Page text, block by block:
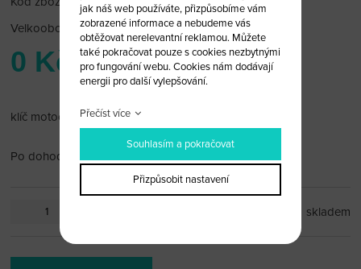
Velkoobchodní cena:po přihlášení
0 Kč
klíč motocyklu Suzuki červený
Po dohodě vám planžetu rádi vyfrézujeme.
skladem
jak náš web používáte, přizpůsobíme vám
zobrazené informace a nebudeme vás
obtěžovat nerelevantní reklamou. Můžete
také pokračovat pouze s cookies nezbytnými
pro fungování webu. Cookies nám dodávají
energii pro další vylepšování.
Přečíst více
Souhlasím a pokračovat
Přizpůsobit nastavení